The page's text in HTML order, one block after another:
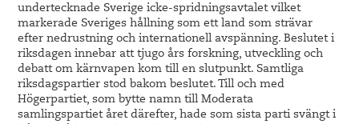
undertecknade Sverige icke-spridningsavtalet vilket
markerade Sveriges hållning som ett land som strävar
efter nedrustning och internationell avspänning. Beslutet i
riksdagen innebar att tjugo års forskning, utveckling och
debatt om kärnvapen kom till en slutpunkt. Samtliga
riksdagspartier stod bakom beslutet. Till och med
Högerpartiet, som bytte namn till Moderata
samlingspartiet året därefter, hade som sista parti svängt i